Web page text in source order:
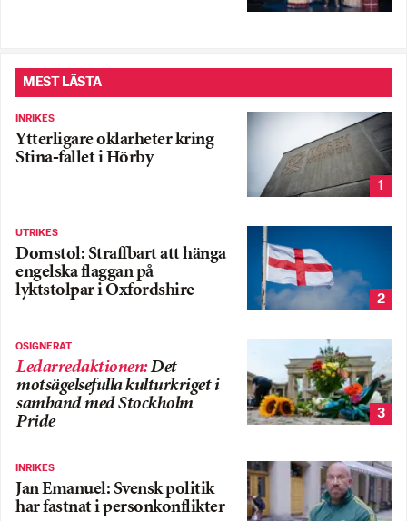
MEST LÄSTA
INRIKES
Ytterligare oklarheter kring
Stina-fallet i Hörby
1
UTRIKES
Domstol: Straffbart att hänga
engelska flaggan på
lyktstolpar i Oxfordshire
2
OSIGNERAT
Ledarredaktionen:Det
motsägelsefulla kulturkriget i
samband med Stockholm
Pride
3
INRIKES
Jan Emanuel: Svensk politik
har fastnat i personkonflikter